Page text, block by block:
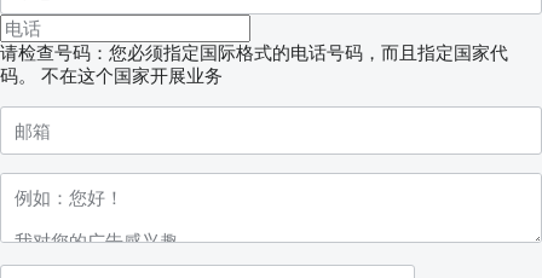
请检查号码：您必须指定国际格式的电话号码，而且指定国家代
码。
不在这个国家开展业务